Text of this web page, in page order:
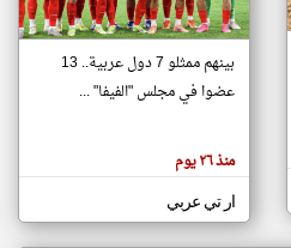
تغيير الدولة
اخبار جزر القمر على مدار الساعة
أهم اخبار جزر القمر العاجلة والمباشرة
بينهم ممثلو 7 دول عربية.. 13
عضوا في مجلس "الفيفا" ...
منذ ٢٦ يوم
ار تي عربي
klyoum.com